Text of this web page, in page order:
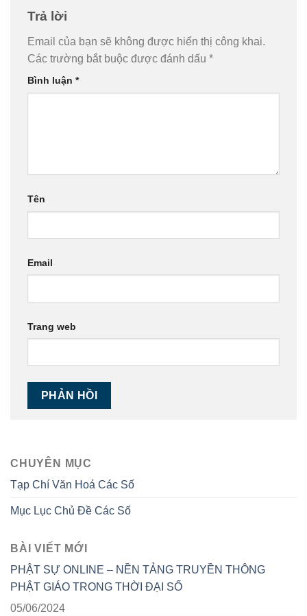
Trả lời
Email của bạn sẽ không được hiển thị công khai.
Các trường bắt buộc được đánh dấu *
Bình luận *
Tên
Email
Trang web
CHUYÊN MỤC
Tạp Chí Văn Hoá Các Số
Mục Lục Chủ Đề Các Số
BÀI VIẾT MỚI
PHẬT SỰ ONLINE – NỀN TẢNG TRUYỀN THÔNG
PHẬT GIÁO TRONG THỜI ĐẠI SỐ
05/06/2024